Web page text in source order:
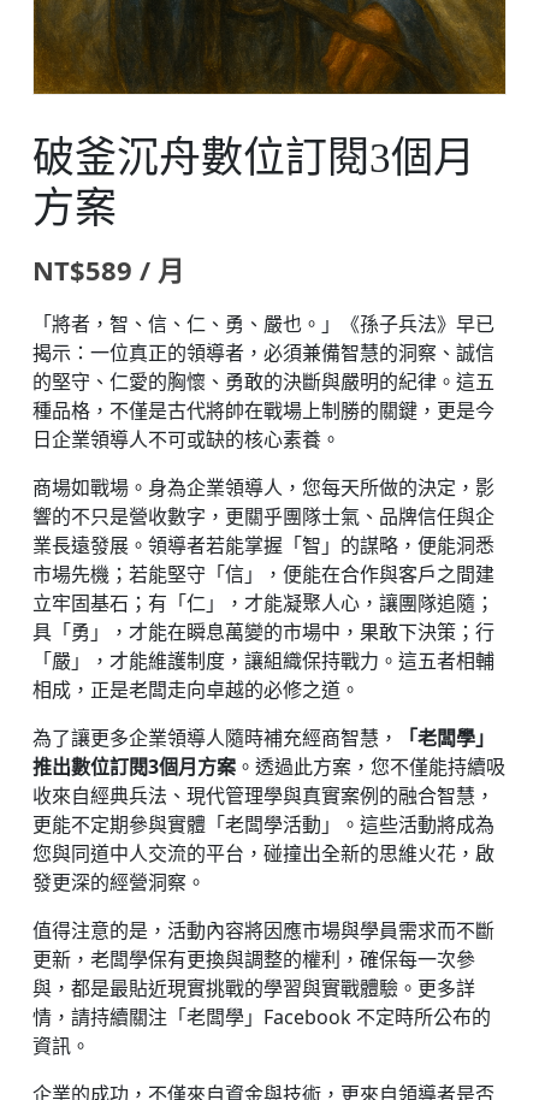
破釜沉舟數位訂閱3個月
方案
NT$589 / 月
「將者，智、信、仁、勇、嚴也。」《孫子兵法》早已
揭示：一位真正的領導者，必須兼備智慧的洞察、誠信
的堅守、仁愛的胸懷、勇敢的決斷與嚴明的紀律。這五
種品格，不僅是古代將帥在戰場上制勝的關鍵，更是今
日企業領導人不可或缺的核心素養。
商場如戰場。身為企業領導人，您每天所做的決定，影
響的不只是營收數字，更關乎團隊士氣、品牌信任與企
業長遠發展。領導者若能掌握「智」的謀略，便能洞悉
市場先機；若能堅守「信」，便能在合作與客戶之間建
立牢固基石；有「仁」，才能凝聚人心，讓團隊追隨；
具「勇」，才能在瞬息萬變的市場中，果敢下決策；行
「嚴」，才能維護制度，讓組織保持戰力。這五者相輔
相成，正是老闆走向卓越的必修之道。
為了讓更多企業領導人隨時補充經商智慧，
「老闆學」
推出數位訂閱3個月方案 。透過此方案，您不僅能持續吸
收來自經典兵法、現代管理學與真實案例的融合智慧，
更能不定期參與實體「老闆學活動」。這些活動將成為
您與同道中人交流的平台，碰撞出全新的思維火花，啟
發更深的經營洞察。
值得注意的是，活動內容將因應市場與學員需求而不斷
更新，老闆學保有更換與調整的權利，確保每一次參
與，都是最貼近現實挑戰的學習與實戰體驗。更多詳
情，請持續關注「老闆學」Facebook 不定時所公布的
資訊。
企業的成功，不僅來自資金與技術，更來自領導者是否